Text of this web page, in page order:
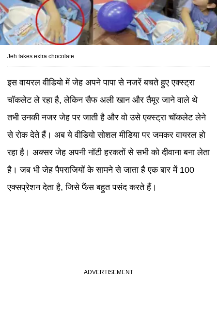
Jeh takes extra chocolate
इस वायरल वीडियो में जेह अपने पापा से नजरें बचते हुए एक्स्ट्रा
चॉकलेट ले रहा है, लेकिन सैफ अली खान और तैमूर जाने वाले थे
तभी उनकी नजर जेह पर जाती है और वो उसे एक्स्ट्रा चॉकलेट लेने
से रोक देते हैं। अब ये वीडियो सोशल मीडिया पर जमकर वायरल हो
रहा है। अक्सर जेह अपनी नॉटी हरकतों से सभी को दीवाना बना लेता
है। जब भी जेह पैपराजियों के सामने से जाता है एक बार में 100
एक्सप्रेशन देता है, जिसे फैंस बहुत पसंद करते हैं।